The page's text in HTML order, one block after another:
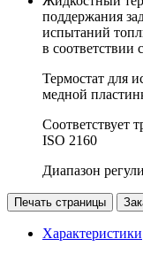
поддержания
испытаний
в
Термостат для
медной
Соответствует
ISO 2160
Диапазон
Печать страницы
Характеристики